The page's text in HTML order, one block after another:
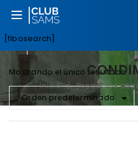
Abrir menú
[fibosearch]
Inicio / Productos
Mostrando el único resultado
Orden predeterminado